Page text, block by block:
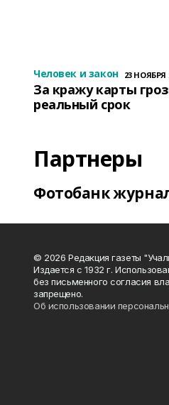
Человек и закон 23 НОЯБРЯ
За кражу карты
реальный срок
Партнеры
Фотобанк
© 2026 Редакция газеты
Издается с 1932 г.
без письменного согласия
запрещено.
Об использовании